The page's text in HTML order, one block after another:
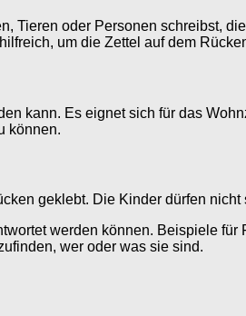
Tieren oder Personen schreibst,
um die Zettel auf dem
kann. Es eignet sich für das
können.
geklebt. Die Kinder dürfen nicht
werden können. Beispiele
wer oder was sie sind.